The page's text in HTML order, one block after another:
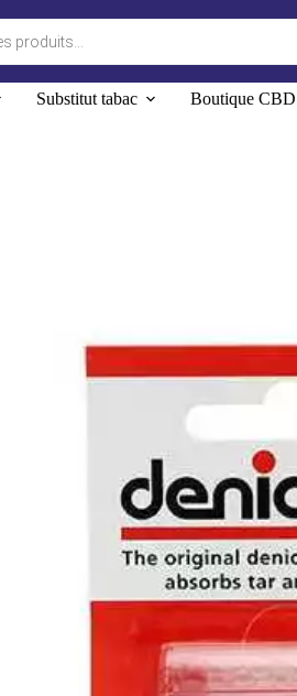
Substitut tabac Boutique CBD